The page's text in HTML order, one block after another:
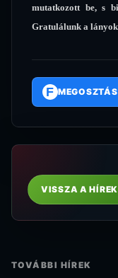
mutatkozott be, s
Gratulálunk a
F
VISSZA A
TOVÁBBI HÍREK